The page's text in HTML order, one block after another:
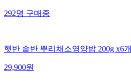
292명 구매중
햇반 솥반 뿌리채소영양밥 200g x6개
29,900원